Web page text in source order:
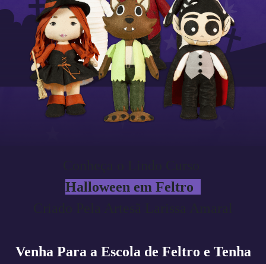
Halloween em Feltro
Venha Para a Escola de Feltro e Tenha